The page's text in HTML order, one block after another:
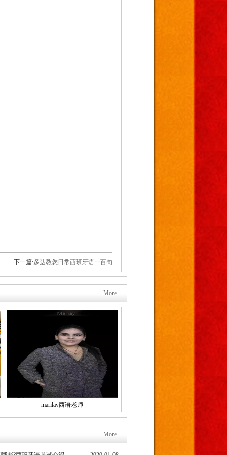
下一篇:多达教您日常西班牙语一百句
More
marilay西语老师
More